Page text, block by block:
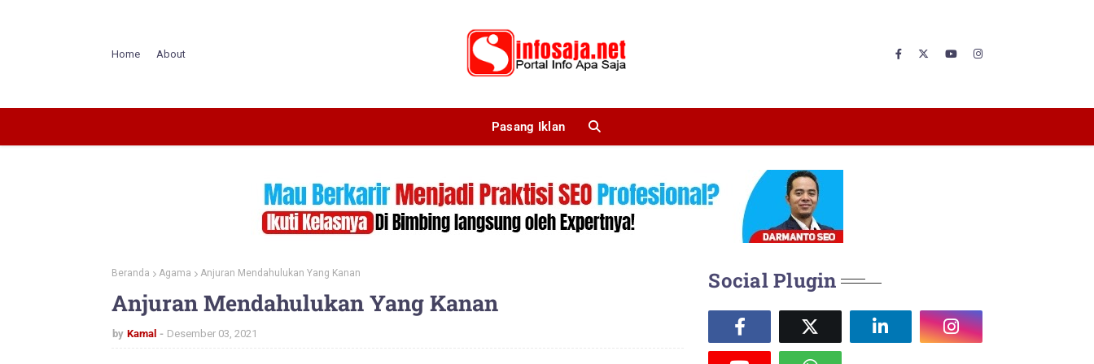
Home About
Pasang Iklan
Beranda Agama Anjuran Mendahulukan Yang Kanan
Anjuran Mendahulukan Yang Kanan
by Kamal Desember 03, 2021
Social Plugin